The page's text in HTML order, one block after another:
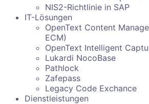
NIS2-Richtlinie in SAP
IT-Lösungen
OpenText Content
ECM)
OpenText Intelligent
Lukardi NocoBase
Pathlock
Zafepass
Legacy Code Exchance
Dienstleistungen